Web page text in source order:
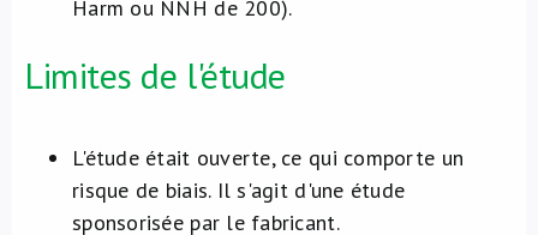
Harm ou NNH de 200).
Limites de l'étude
L'étude était ouverte, ce qui comporte un
risque de biais. Il s'agit d'une étude
sponsorisée par le fabricant.